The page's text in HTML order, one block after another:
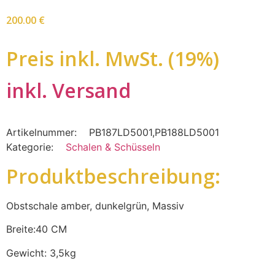
200.00 €
Preis inkl. MwSt. (19%)
inkl. Versand
Artikelnummer: PB187LD5001,PB188LD5001
Kategorie:
Schalen & Schüsseln
Produktbeschreibung:
Obstschale amber, dunkelgrün, Massiv
Breite:40 CM
Gewicht: 3,5kg